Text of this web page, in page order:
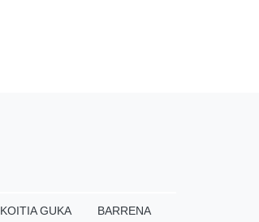
GUKA BARRENA